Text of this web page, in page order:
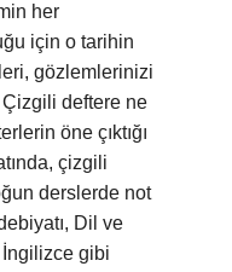
her
için o tarihin
gözlemlerinizi
Çizgili deftere ne
öne çıktığı
çizgili
derslerde not
Dil ve
İngilizce gibi